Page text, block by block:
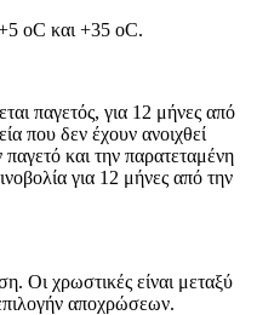
οC και +35 οC.
παγετός, για 12 μήνες από
που δεν έχουν ανοιχθεί
και την παρατεταμένη
για 12 μήνες από την
Οι χρωστικές είναι μεταξύ
αποχρώσεων.